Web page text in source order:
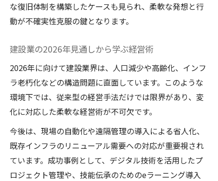
な復旧体制を構築したケースも見られ、柔軟な発想と行
動が不確実性克服の鍵となります。
建設業の2026年見通しから学ぶ経営術
2026年に向けて建設業界は、人口減少や高齢化、インフ
ラ老朽化などの構造問題に直面しています。このような
環境下では、従来型の経営手法だけでは限界があり、変
化に対応した柔軟な経営術が不可欠です。
今後は、現場の自動化や遠隔管理の導入による省人化、
既存インフラのリニューアル需要への対応が重要視され
ています。成功事例として、デジタル技術を活用したプ
ロジェクト管理や、技能伝承のためのeラーニング導入